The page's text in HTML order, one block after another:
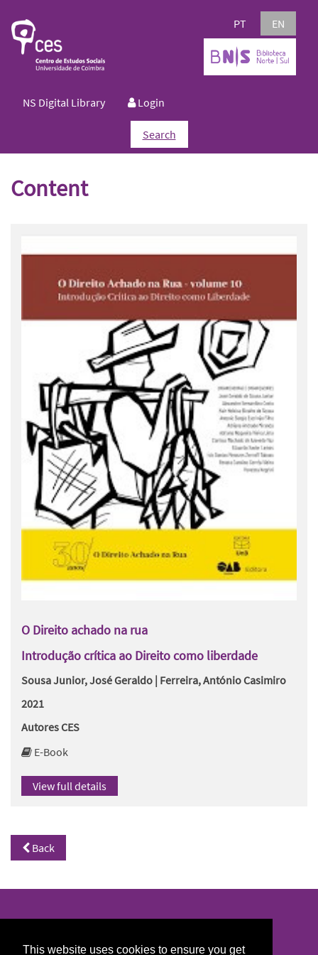
This website uses cookies to ensure you get
PT EN
NS Digital Library Login
Search
Content
O Direito achado na rua
Introdução crítica ao Direito como liberdade
Sousa Junior, José Geraldo | Ferreira, António Casimiro
2021
Autores CES
E-Book
View full details
Back